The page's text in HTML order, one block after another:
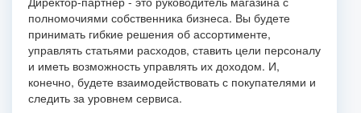
полномочиями собственника бизнеса. Вы будете
принимать гибкие решения об ассортименте,
управлять статьями расходов, ставить цели персоналу
и иметь возможность управлять их доходом. И,
конечно, будете взаимодействовать с покупателями и
следить за уровнем сервиса.